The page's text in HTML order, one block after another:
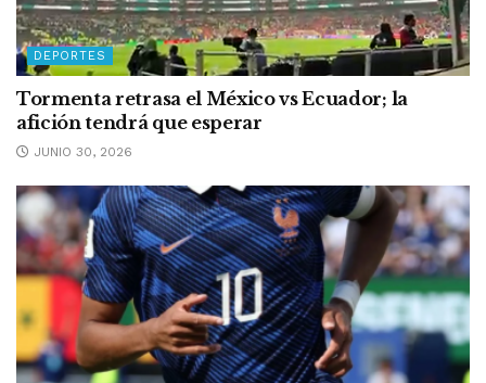
DEPORTES
Tormenta retrasa el México vs Ecuador; la
afición tendrá que esperar
JUNIO 30, 2026